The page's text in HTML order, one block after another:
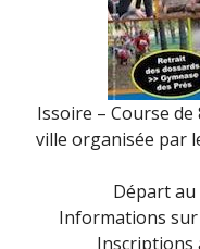
Issoire – Course
ville organisée par
Départ au
Informations
Inscriptions